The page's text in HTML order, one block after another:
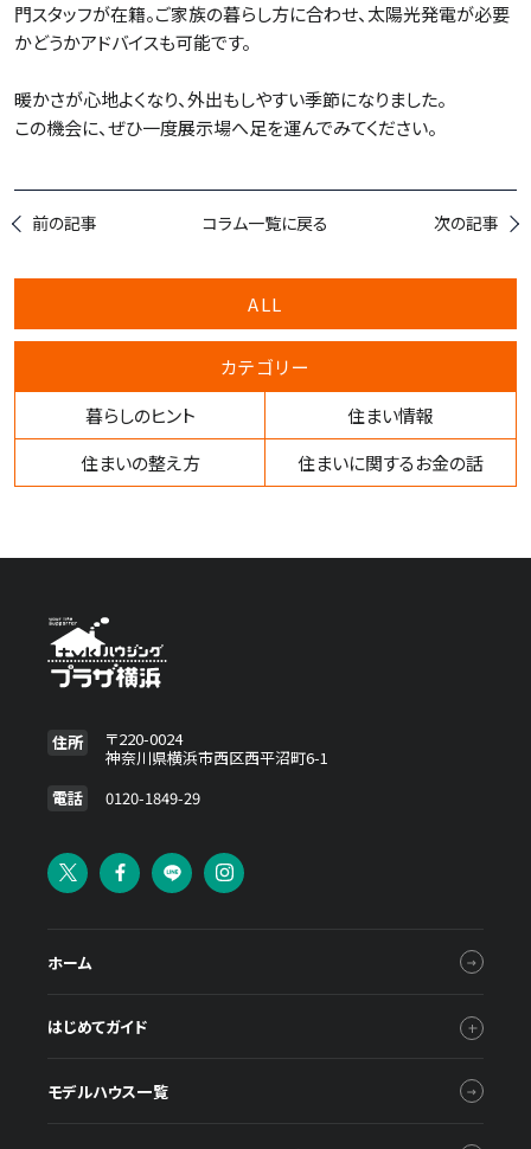
門スタッフが在籍。ご家族の暮らし方に合わせ、太陽光発電が必要
かどうかアドバイスも可能です。
暖かさが心地よくなり、外出もしやすい季節になりました。
この機会に、ぜひ一度展示場へ足を運んでみてください。
前の記事 コラム一覧に戻る 次の記事
ALL
カテゴリー
暮らしのヒント
住まい情報
住まいの整え方
住まいに関するお金の話
住所
〒220-0024
神奈川県横浜市西区西平沼町6-1
電話
0120-1849-29
ホーム
はじめてガイド
モデルハウス一覧